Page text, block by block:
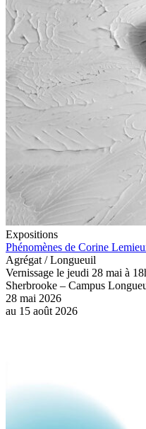
Expositions
Phénomènes de Corine
Agrégat / Longueuil
Vernissage le jeudi 28 mai à
Sherbrooke – Campus
28 mai 2026
au 15 août 2026